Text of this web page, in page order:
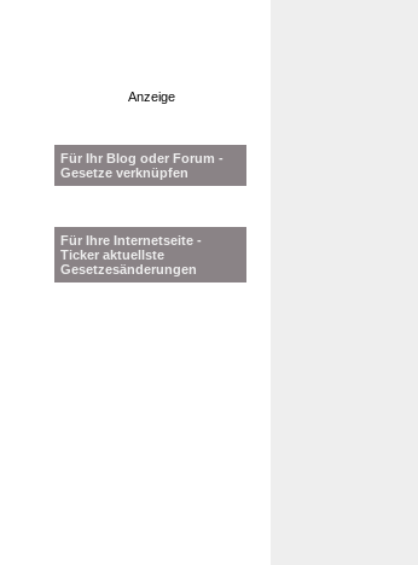
Anzeige
Für Ihr Blog oder Forum -
Gesetze verknüpfen
Für Ihre Internetseite -
Ticker aktuellste
Gesetzesänderungen